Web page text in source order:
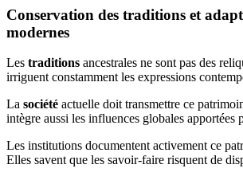
Conservation des traditions et
modernes
Les traditions ancestrales ne sont pas des
irriguent constamment les expressions
La société actuelle doit transmettre ce
intègre aussi les influences globales apportées
Les institutions documentent activement ce
Elles savent que les savoir-faire risquent de